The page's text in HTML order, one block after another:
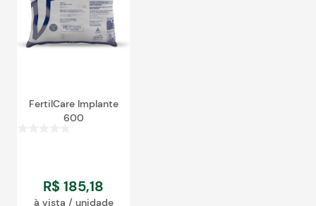
FertilCare Implante
600
R$ 185,18
à vista / unidade